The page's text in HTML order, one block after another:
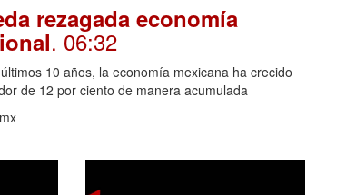
rezagada economía
. 06:32
10 años, la economía mexicana ha crecido
de 12 por ciento de manera acumulada